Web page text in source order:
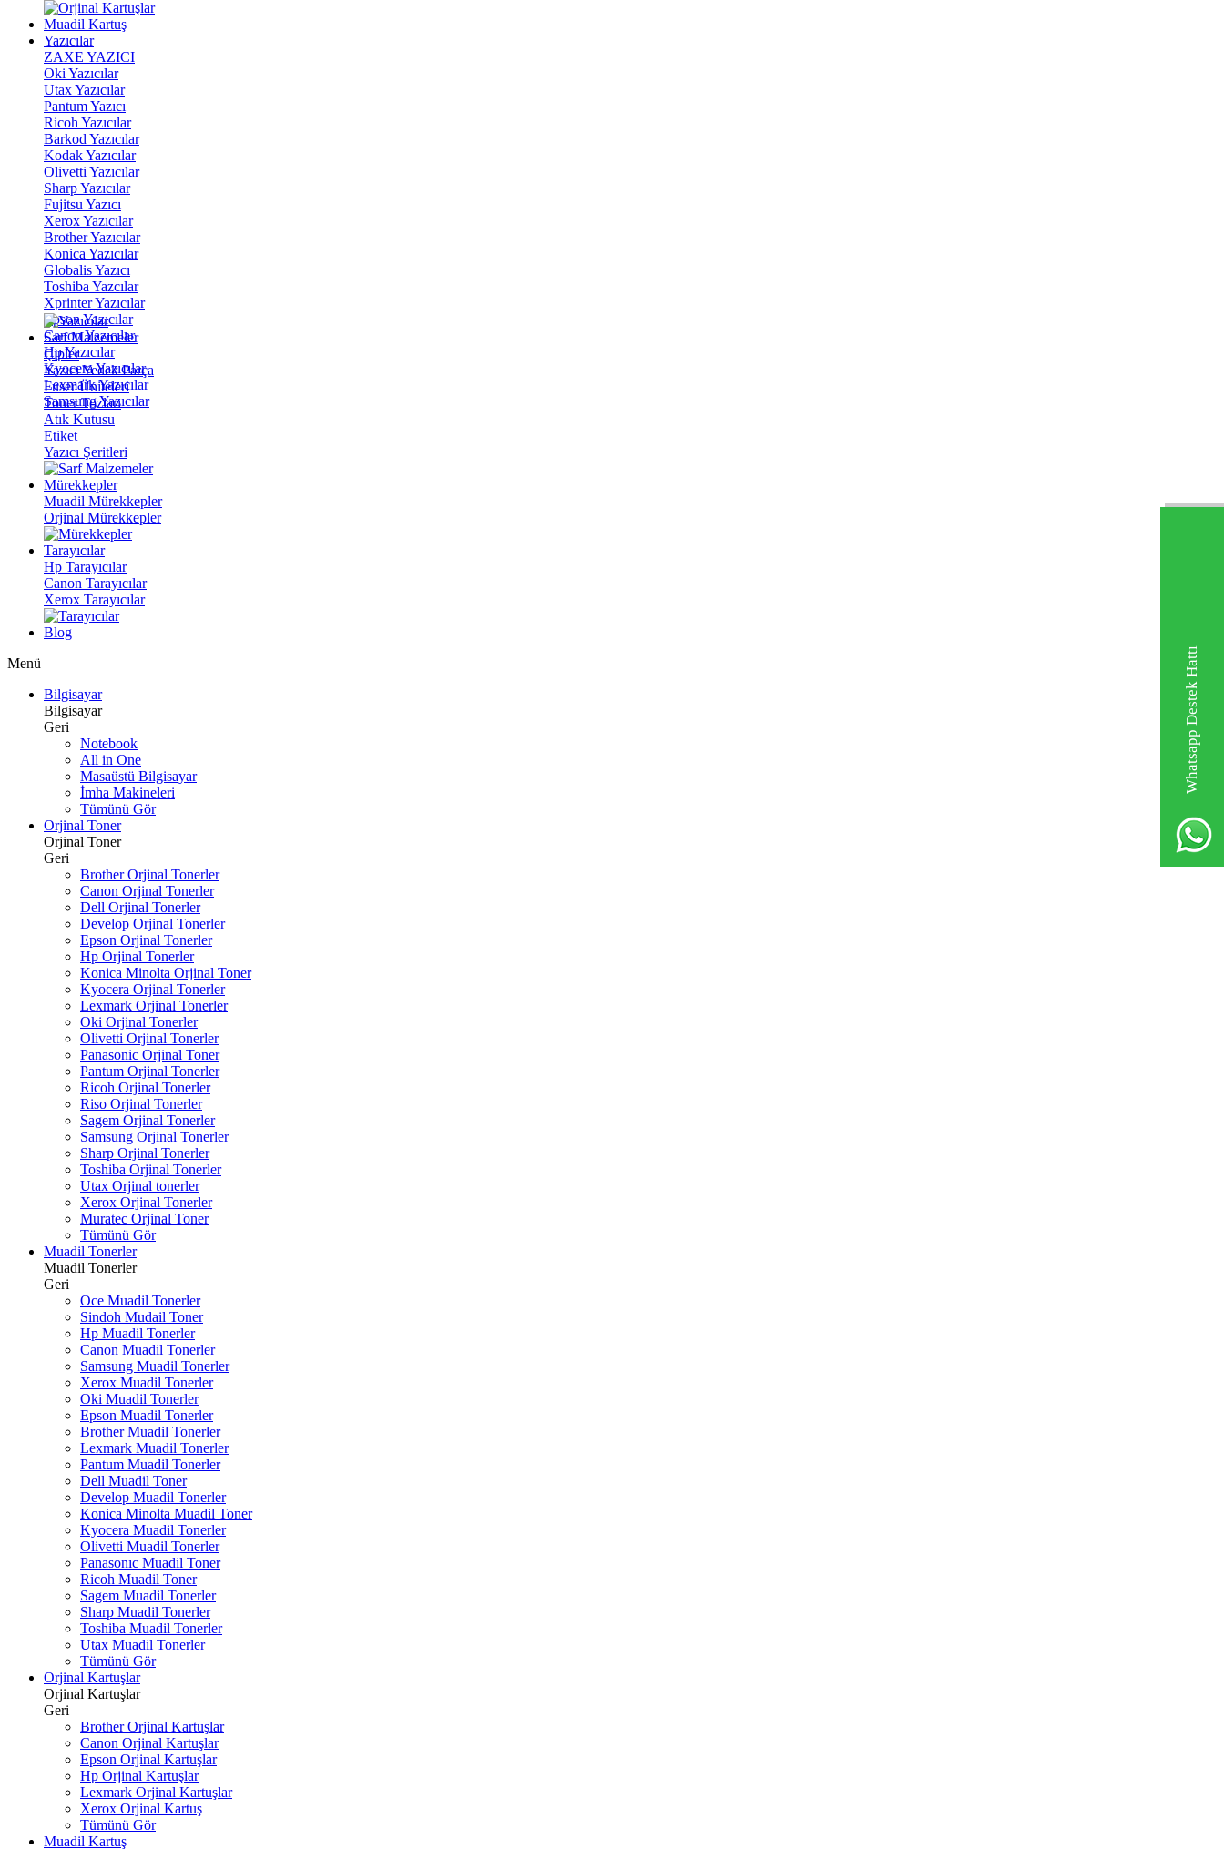
Whatsapp Destek Hattı
Muadil Kartuş
Yazıcılar
ZAXE YAZICI
Oki Yazıcılar
Utax Yazıcılar
Pantum Yazıcı
Ricoh Yazıcılar
Barkod Yazıcılar
Kodak Yazıcılar
Olivetti Yazıcılar
Sharp Yazıcılar
Fujitsu Yazıcı
Xerox Yazıcılar
Brother Yazıcılar
Konica Yazıcılar
Globalis Yazıcı
Toshiba Yazcılar
Xprinter Yazıcılar
Epson Yazıcılar
Canon Yazıcılar
Hp Yazıcılar
Kyocera Yazıcılar
Lexmark Yazıcılar
Samsung Yazıcılar
Sarf Malzemeler
Çipler
Yazıcı Yedek Parça
Fuser Üniteleri
Toner Tozları
Atık Kutusu
Etiket
Yazıcı Şeritleri
Mürekkepler
Muadil Mürekkepler
Orjinal Mürekkepler
Tarayıcılar
Hp Tarayıcılar
Canon Tarayıcılar
Xerox Tarayıcılar
Blog
Menü
Bilgisayar
Bilgisayar
Geri
Notebook
All in One
Masaüstü Bilgisayar
İmha Makineleri
Tümünü Gör
Orjinal Toner
Orjinal Toner
Geri
Brother Orjinal Tonerler
Canon Orjinal Tonerler
Dell Orjinal Tonerler
Develop Orjinal Tonerler
Epson Orjinal Tonerler
Hp Orjinal Tonerler
Konica Minolta Orjinal Toner
Kyocera Orjinal Tonerler
Lexmark Orjinal Tonerler
Oki Orjinal Tonerler
Olivetti Orjinal Tonerler
Panasonic Orjinal Toner
Pantum Orjinal Tonerler
Ricoh Orjinal Tonerler
Riso Orjinal Tonerler
Sagem Orjinal Tonerler
Samsung Orjinal Tonerler
Sharp Orjinal Tonerler
Toshiba Orjinal Tonerler
Utax Orjinal tonerler
Xerox Orjinal Tonerler
Muratec Orjinal Toner
Tümünü Gör
Muadil Tonerler
Muadil Tonerler
Geri
Oce Muadil Tonerler
Sindoh Mudail Toner
Hp Muadil Tonerler
Canon Muadil Tonerler
Samsung Muadil Tonerler
Xerox Muadil Tonerler
Oki Muadil Tonerler
Epson Muadil Tonerler
Brother Muadil Tonerler
Lexmark Muadil Tonerler
Pantum Muadil Tonerler
Dell Muadil Toner
Develop Muadil Tonerler
Konica Minolta Muadil Toner
Kyocera Muadil Tonerler
Olivetti Muadil Tonerler
Panasonıc Muadil Toner
Ricoh Muadil Toner
Sagem Muadil Tonerler
Sharp Muadil Tonerler
Toshiba Muadil Tonerler
Utax Muadil Tonerler
Tümünü Gör
Orjinal Kartuşlar
Orjinal Kartuşlar
Geri
Brother Orjinal Kartuşlar
Canon Orjinal Kartuşlar
Epson Orjinal Kartuşlar
Hp Orjinal Kartuşlar
Lexmark Orjinal Kartuşlar
Xerox Orjinal Kartuş
Tümünü Gör
Muadil Kartuş